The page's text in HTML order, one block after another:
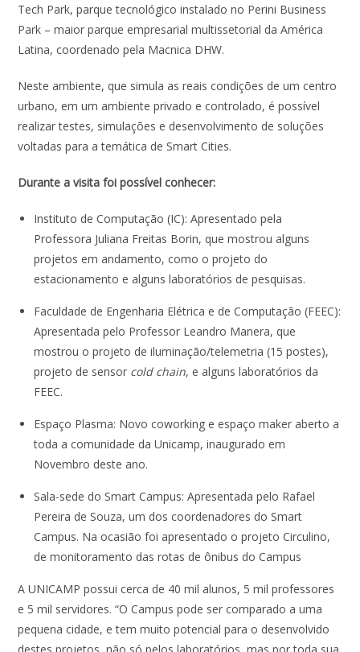
Tech Park, parque tecnológico instalado no Perini Business
Park – maior parque empresarial multissetorial da América
Latina, coordenado pela Macnica DHW.
Neste ambiente, que simula as reais condições de um centro
urbano, em um ambiente privado e controlado, é possível
realizar testes, simulações e desenvolvimento de soluções
voltadas para a temática de Smart Cities.
Durante a visita foi possível conhecer:
Instituto de Computação (IC): Apresentado pela
Professora Juliana Freitas Borin, que mostrou alguns
projetos em andamento, como o projeto do
estacionamento e alguns laboratórios de pesquisas.
Faculdade de Engenharia Elétrica e de Computação (FEEC):
Apresentada pelo Professor Leandro Manera, que
mostrou o projeto de iluminação/telemetria (15 postes),
projeto de sensor cold chain, e alguns laboratórios da
FEEC.
Espaço Plasma: Novo coworking e espaço maker aberto a
toda a comunidade da Unicamp, inaugurado em
Novembro deste ano.
Sala-sede do Smart Campus: Apresentada pelo Rafael
Pereira de Souza, um dos coordenadores do Smart
Campus. Na ocasião foi apresentado o projeto Circulino,
de monitoramento das rotas de ônibus do Campus
A UNICAMP possui cerca de 40 mil alunos, 5 mil professores
e 5 mil servidores. “O Campus pode ser comparado a uma
pequena cidade, e tem muito potencial para o desenvolvido